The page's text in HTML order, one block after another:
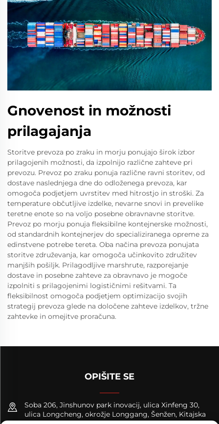
Gnovenost in možnosti
prilagajanja
Storitve prevoza po zraku in morju ponujajo širok izbor
prilagojenih možnosti, da izpolnijo različne zahteve pri
prevozu. Prevoz po zraku ponuja različne ravni storitev, od
dostave naslednjega dne do odloženega prevoza, kar
omogoča podjetjem uvrstitev med hitrostjo in stroški. Za
temperature občutljive izdelke, nevarne snovi in prevelike
teretne enote so na voljo posebne obravnavne storitve.
Prevoz po morju ponuja fleksibilne kontejnerske možnosti,
od standardnih kontejnerjev do specializiranega opreme za
edinstvene potrebe tereta. Oba načina prevoza ponujata
storitve združevanja, kar omogoča učinkovito združitev
manjših pošiljk. Prilagodljive marshrute, razporejanje
dostave in posebne zahteve za obravnavo je mogoče
izpolniti s prilagojenimi logističnimi rešitvami. Ta
fleksibilnost omogoča podjetjem optimizacijo svojih
strategij prevoza glede na določene zahteve izdelkov, tržne
zahtevke in omejitve proračuna.
OPIŠITE SE
Soba 206, Jinshunov park inovacij, ulica Xinfeng 30,
ulica Longcheng, okrožje Longgang, Šenžen, Kitajska